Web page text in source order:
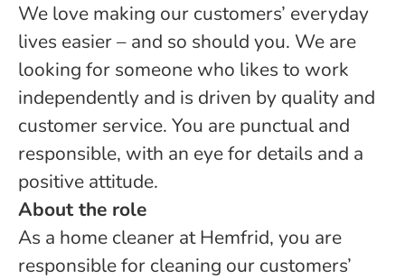
We love making our customers’ everyday
lives easier – and so should you. We are
looking for someone who likes to work
independently and is driven by quality and
customer service. You are punctual and
responsible, with an eye for details and a
positive attitude.
About the role
As a home cleaner at Hemfrid, you are
responsible for cleaning our customers’